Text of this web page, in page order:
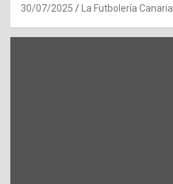
30/07/2025 La Futbolería Canaria